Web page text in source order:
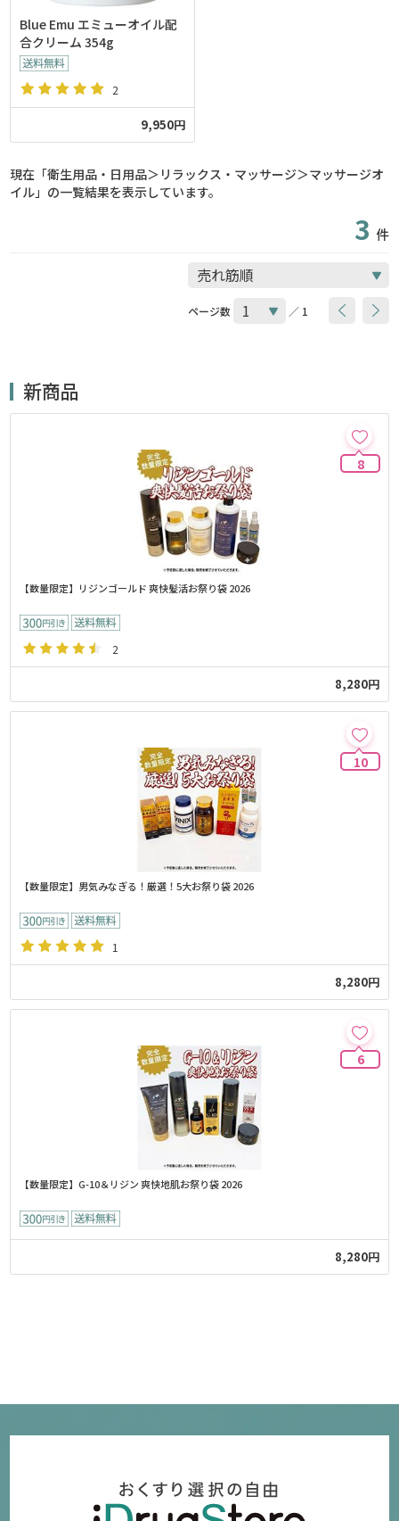
Blue Emu エミューオイル配
合クリーム 354g
2
9,950円
現在「衛生用品・日用品＞リラックス・マッサージ＞マッサージオ
イル」の一覧結果を表示しています。
3 件
ページ数 ／ 1
新商品
8
【数量限定】リジンゴールド 爽快髪活お祭り袋 2026
2
8,280円
10
【数量限定】男気みなぎる！厳選！5大お祭り袋 2026
1
8,280円
6
【数量限定】G-10＆リジン 爽快地肌お祭り袋 2026
8,280円